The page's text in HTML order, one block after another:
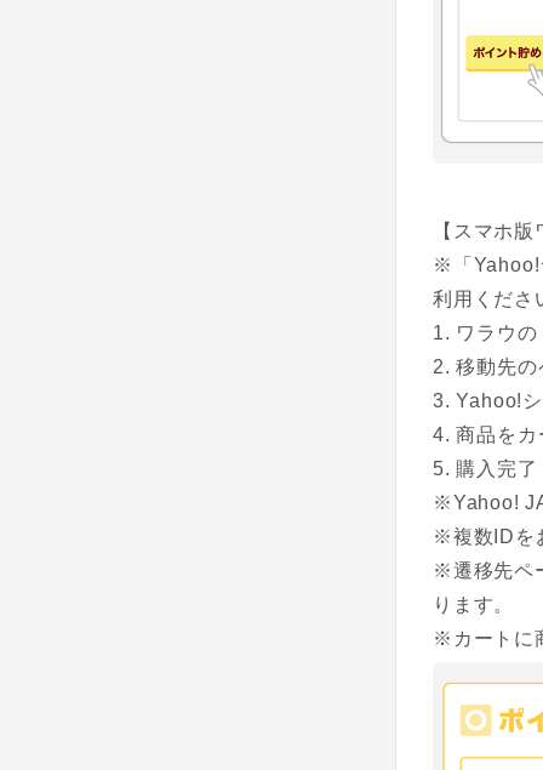
【スマホ
※「Yahoo!
利用くださ
ワラウ
移動先
Yahoo!
商品をカ
購入完了
※Yahoo!
※複数IDを
※遷移先ペ
ります。
※カートに